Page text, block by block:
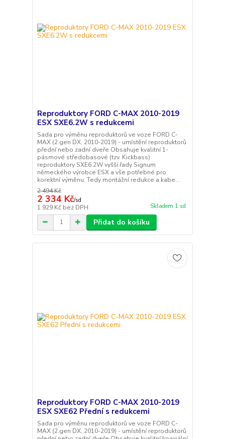
Reproduktory FORD C-MAX 2010-2019
ESX SXE6.2W s redukcemi
Sada pro výměnu reproduktorů ve voze FORD C-
MAX (2.gen DX, 2010-2019) - umístění reproduktorů
přední nebo zadní dveře Obsahuje kvalitní 1-
pásmové středobasové (tzv. Kickbass)
reproduktory SXE6.2W vyšší řady Signum
německého výrobce ESX a vše potřebné pro
korektní výměnu. Tedy montážní redukce a kabe...
2 494 Kč
2 334 Kč/sd
1 929 Kč bez DPH Skladem 1 sd
Přidat do košíku
Reproduktory FORD C-MAX 2010-2019
ESX SXE62 Přední s redukcemi
Sada pro výměnu reproduktorů ve voze FORD C-
MAX (2.gen DX, 2010-2019) - umístění reproduktorů